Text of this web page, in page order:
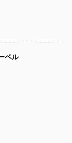
ベル